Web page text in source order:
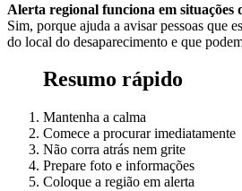
Alerta regional funciona em situações
Sim, porque ajuda a avisar pessoas que
do local do desaparecimento e que
Resumo rápido
Mantenha a calma
Comece a procurar imediatamente
Não corra atrás nem grite
Prepare foto e informações
Coloque a região em alerta